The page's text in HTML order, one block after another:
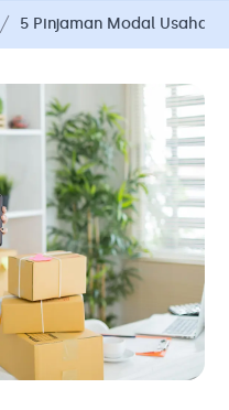
5 Pinjaman Modal Usaha